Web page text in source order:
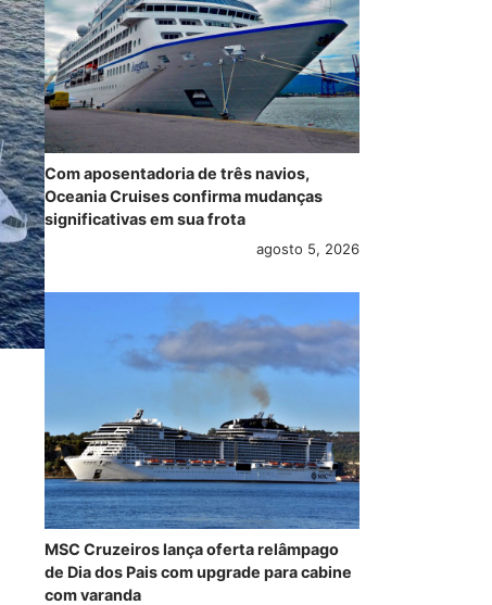
Com aposentadoria de três navios,
Oceania Cruises confirma mudanças
significativas em sua frota
agosto 5, 2026
MSC Cruzeiros lança oferta relâmpago
de Dia dos Pais com upgrade para cabine
com varanda